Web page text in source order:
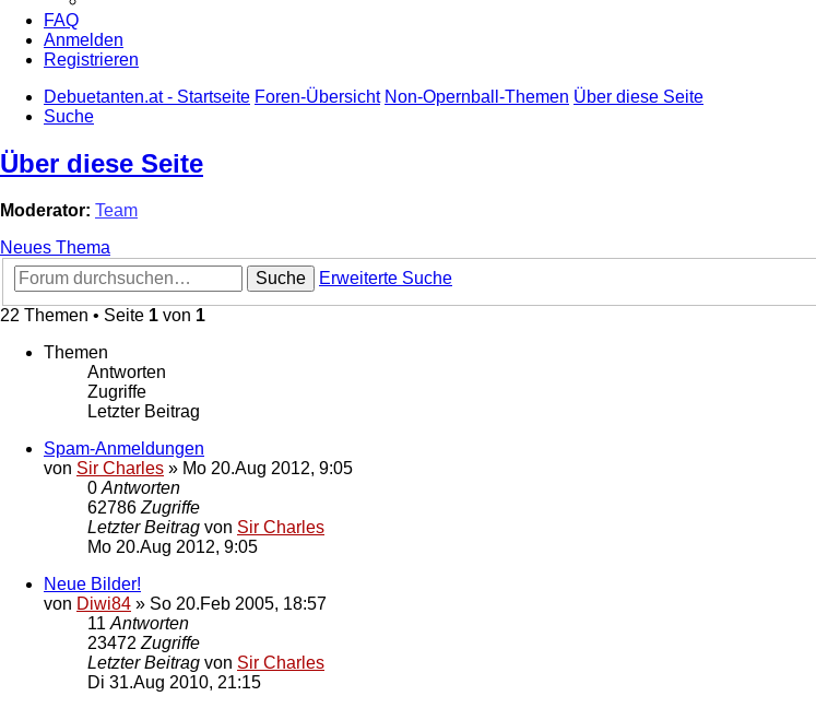
FAQ
Anmelden
Registrieren
Debuetanten.at - Startseite Foren-Übersicht Non-Opernball-Themen Über diese Seite
Suche
Über diese Seite
Moderator: Team
Neues Thema
Suche
Erweiterte Suche
22 Themen • Seite 1 von 1
Themen
Antworten
Zugriffe
Letzter Beitrag
Spam-Anmeldungen
von Sir Charles » Mo 20.Aug 2012, 9:05
0 Antworten
62786 Zugriffe
Letzter Beitrag von Sir Charles
Mo 20.Aug 2012, 9:05
Neue Bilder!
von Diwi84 » So 20.Feb 2005, 18:57
11 Antworten
23472 Zugriffe
Letzter Beitrag von Sir Charles
Di 31.Aug 2010, 21:15